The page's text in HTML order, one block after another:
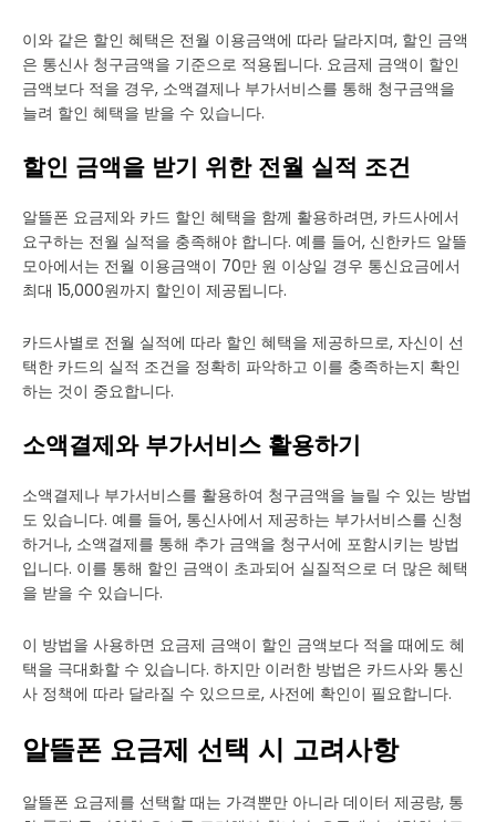
이와 같은 할인 혜택은 전월 이용금액에 따라 달라지며, 할인 금액
은 통신사 청구금액을 기준으로 적용됩니다. 요금제 금액이 할인
금액보다 적을 경우, 소액결제나 부가서비스를 통해 청구금액을
늘려 할인 혜택을 받을 수 있습니다.
할인 금액을 받기 위한 전월 실적 조건
알뜰폰 요금제와 카드 할인 혜택을 함께 활용하려면, 카드사에서
요구하는 전월 실적을 충족해야 합니다. 예를 들어, 신한카드 알뜰
모아에서는 전월 이용금액이 70만 원 이상일 경우 통신요금에서
최대 15,000원까지 할인이 제공됩니다.
카드사별로 전월 실적에 따라 할인 혜택을 제공하므로, 자신이 선
택한 카드의 실적 조건을 정확히 파악하고 이를 충족하는지 확인
하는 것이 중요합니다.
소액결제와 부가서비스 활용하기
소액결제나 부가서비스를 활용하여 청구금액을 늘릴 수 있는 방법
도 있습니다. 예를 들어, 통신사에서 제공하는 부가서비스를 신청
하거나, 소액결제를 통해 추가 금액을 청구서에 포함시키는 방법
입니다. 이를 통해 할인 금액이 초과되어 실질적으로 더 많은 혜택
을 받을 수 있습니다.
이 방법을 사용하면 요금제 금액이 할인 금액보다 적을 때에도 혜
택을 극대화할 수 있습니다. 하지만 이러한 방법은 카드사와 통신
사 정책에 따라 달라질 수 있으므로, 사전에 확인이 필요합니다.
알뜰폰 요금제 선택 시 고려사항
알뜰폰 요금제를 선택할 때는 가격뿐만 아니라 데이터 제공량, 통